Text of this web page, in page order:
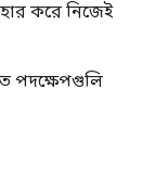
করে নিজেই
পদক্ষেপগুলি